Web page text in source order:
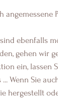
angemessene
ebenfalls
gehen wir
ein, lassen
Wenn Sie
hergestellt